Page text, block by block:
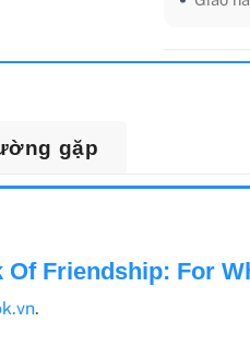
gặp
Friendship: For
.